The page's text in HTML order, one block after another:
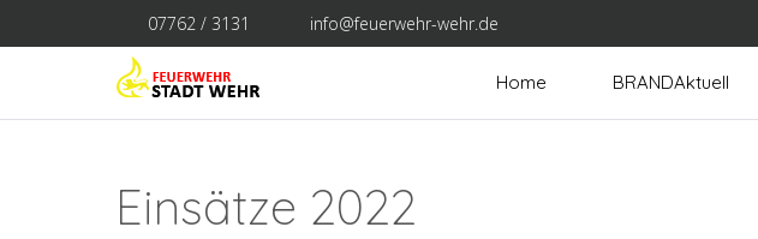
07762 / 3131 info@feuerwehr-wehr.de
Home BRANDAktuell
Einsätze 2022